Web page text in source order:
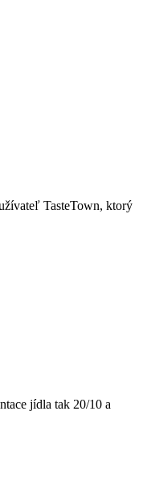
TasteTown, ktorý
jídla tak 20/10 a